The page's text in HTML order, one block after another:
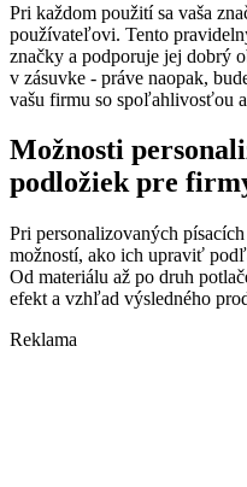
Pri každom použití sa vaša
používateľovi. Tento
značky a podporuje jej dobrý
v zásuvke - práve naopak,
vašu firmu so spoľahlivosťou
Možnosti
podložiek pre
Pri personalizovaných
možností, ako ich upraviť
Od materiálu až po druh
efekt a vzhľad výsledného
Reklama